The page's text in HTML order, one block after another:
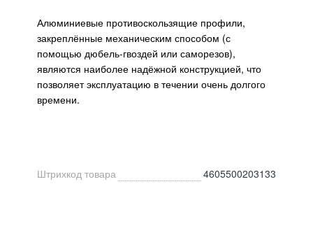
Алюминиевые противоскользящие профили,
закреплённые механическим способом (с
помощью дюбель-гвоздей или саморезов),
являются наиболее надёжной конструкцией, что
позволяет эксплуатацию в течении очень долгого
времени.
Штрихкод товара 4605500203133